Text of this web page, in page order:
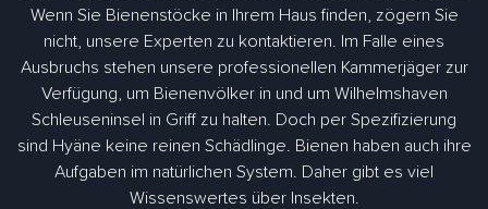
Wenn Sie Bienenstöcke in Ihrem Haus finden, zögern Sie
nicht, unsere Experten zu kontaktieren. Im Falle eines
Ausbruchs stehen unsere professionellen Kammerjäger zur
Verfügung, um Bienenvölker in und um Wilhelmshaven
Schleuseninsel in Griff zu halten. Doch per Spezifizierung
sind Hyäne keine reinen Schädlinge. Bienen haben auch ihre
Aufgaben im natürlichen System. Daher gibt es viel
Wissenswertes über Insekten.